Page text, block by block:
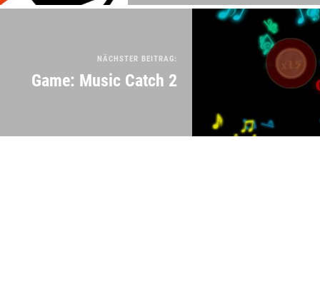
NÄCHSTER BEITRAG:
Game: Music Catch 2